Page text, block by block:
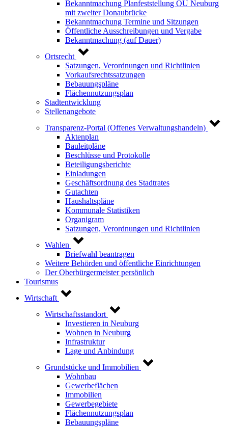
Bekanntmachung Planfeststellung OU Neuburg
mit zweiter Donaubrücke
Bekanntmachung Termine und Sitzungen
Öffentliche Ausschreibungen und Vergabe
Bekanntmachung (auf Dauer)
Ortsrecht
Satzungen, Verordnungen und Richtlinien
Vorkaufsrechtssatzungen
Bebauungspläne
Flächennutzungsplan
Stadtentwicklung
Stellenangebote
Transparenz-Portal (Offenes Verwaltungshandeln)
Aktenplan
Bauleitpläne
Beschlüsse und Protokolle
Beteiligungsberichte
Einladungen
Geschäftsordnung des Stadtrates
Gutachten
Haushaltspläne
Kommunale Statistiken
Organigram
Satzungen, Verordnungen und Richtlinien
Wahlen
Briefwahl beantragen
Weitere Behörden und öffentliche Einrichtungen
Der Oberbürgermeister persönlich
Tourismus
Wirtschaft
Wirtschaftsstandort
Investieren in Neuburg
Wohnen in Neuburg
Infrastruktur
Lage und Anbindung
Grundstücke und Immobilien
Wohnbau
Gewerbeflächen
Immobilien
Gewerbegebiete
Flächennutzungsplan
Bebauungspläne